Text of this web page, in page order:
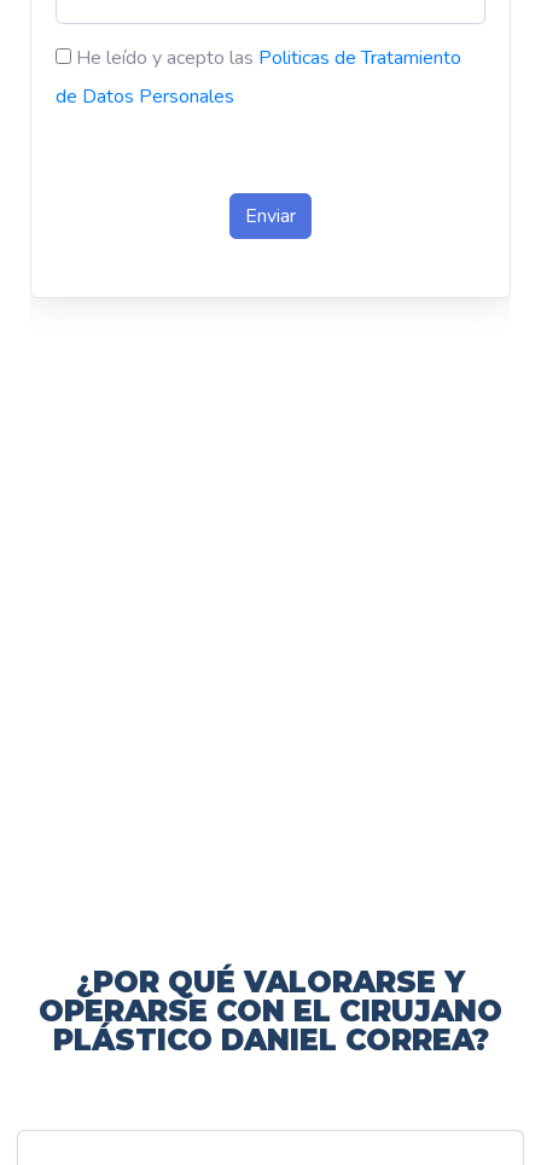
¿POR QUÉ VALORARSE Y
OPERARSE CON EL CIRUJANO
PLÁSTICO DANIEL CORREA?